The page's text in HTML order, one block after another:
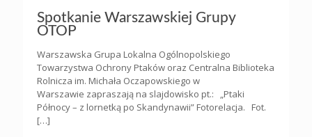
Spotkanie Warszawskiej Grupy
OTOP
Warszawska Grupa Lokalna Ogólnopolskiego
Towarzystwa Ochrony Ptaków oraz Centralna Biblioteka
Rolnicza im. Michała Oczapowskiego w
Warszawie zapraszają na slajdowisko pt.: „Ptaki
Północy – z lornetką po Skandynawii” Fotorelacja. Fot.
[…]